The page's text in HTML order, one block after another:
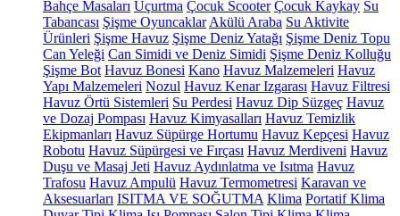
Bahçe Masaları Uçurtma Çocuk Scooter Çocuk Kaykay Su
Tabancası Şişme Oyuncaklar Akülü Araba Su Aktivite
Ürünleri Şişme Havuz Şişme Deniz Yatağı Şişme Deniz Topu
Can Yeleği Can Simidi ve Deniz Simidi Şişme Deniz Kolluğu
Şişme Bot Havuz Bonesi Kano Havuz Malzemeleri Havuz
Yapı Malzemeleri Nozul Havuz Kenar Izgarası Havuz Filtresi
Havuz Örtü Sistemleri Su Perdesi Havuz Dip Süzgeç Havuz
ve Dozaj Pompası Havuz Kimyasalları Havuz Temizlik
Ekipmanları Havuz Süpürge Hortumu Havuz Kepçesi Havuz
Robotu Havuz Süpürgesi ve Fırçası Havuz Merdiveni Havuz
Duşu ve Masaj Jeti Havuz Aydınlatma ve Isıtma Havuz
Trafosu Havuz Ampulü Havuz Termometresi Karavan ve
Aksesuarları ISITMA VE SOĞUTMA Klima Portatif Klima